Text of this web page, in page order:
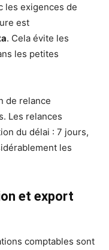
les exigences de
est
. Cela évite les
les petites
de relance
Les relances
du délai : 7 jours,
les
et export
comptables sont